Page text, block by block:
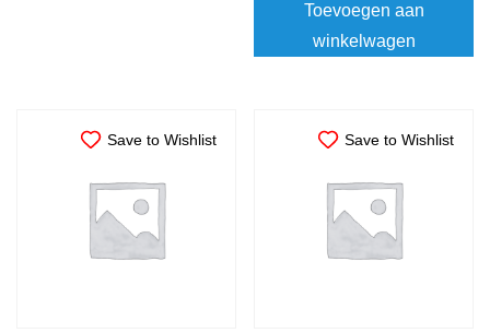
Toevoegen aan
winkelwagen
Save to Wishlist Save to Wishlist